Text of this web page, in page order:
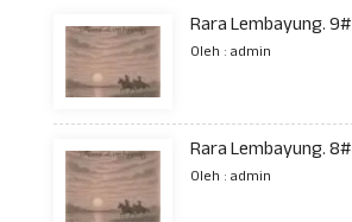
Rara Lembayung. 9#
Oleh : admin
Rara Lembayung. 8#
Oleh : admin